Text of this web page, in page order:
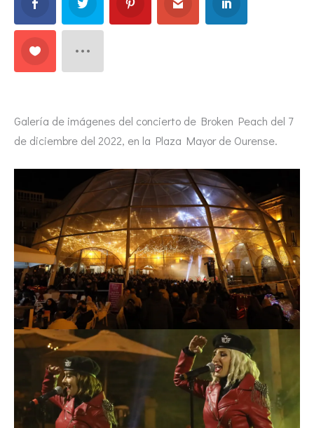
Galería de imágenes del concierto de Broken Peach del 7
de diciembre del 2022, en la Plaza Mayor de Ourense.